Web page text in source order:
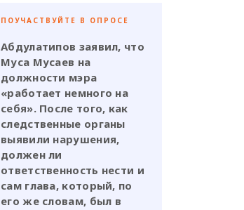
ПОУЧАСТВУЙТЕ В ОПРОСЕ
Абдулатипов заявил, что
Муса Мусаев на
должности мэра
«работает немного на
себя». После того, как
следственные органы
выявили нарушения,
должен ли
ответственность нести и
сам глава, который, по
его же словам, был в